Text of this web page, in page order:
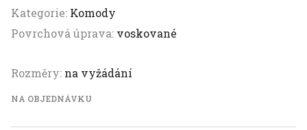
Kategorie: Komody
Povrchová úprava: voskované
Rozměry: na vyžádání
NA OBJEDNÁVKU